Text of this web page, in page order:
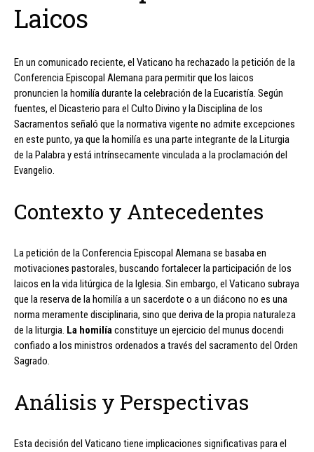
Laicos
En un comunicado reciente, el Vaticano ha rechazado la petición de la
Conferencia Episcopal Alemana para permitir que los laicos
pronuncien la homilía durante la celebración de la Eucaristía. Según
fuentes, el Dicasterio para el Culto Divino y la Disciplina de los
Sacramentos señaló que la normativa vigente no admite excepciones
en este punto, ya que la homilía es una parte integrante de la Liturgia
de la Palabra y está intrínsecamente vinculada a la proclamación del
Evangelio.
Contexto y Antecedentes
La petición de la Conferencia Episcopal Alemana se basaba en
motivaciones pastorales, buscando fortalecer la participación de los
laicos en la vida litúrgica de la Iglesia. Sin embargo, el Vaticano subraya
que la reserva de la homilía a un sacerdote o a un diácono no es una
norma meramente disciplinaria, sino que deriva de la propia naturaleza
de la liturgia. La homilíaconstituye un ejercicio del munus docendi
confiado a los ministros ordenados a través del sacramento del Orden
Sagrado.
Análisis y Perspectivas
Esta decisión del Vaticano tiene implicaciones significativas para el